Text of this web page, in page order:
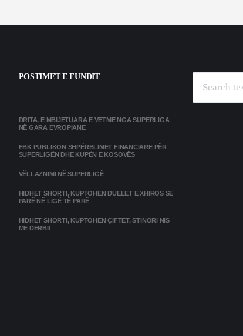
POSTIMET E FUNDIT
DRITA, E MBIJETUARA E VETME NGA SUPERLIGA
NË GARA EVROPIANE
FBK PUBLIKON SHPËRBLIMET FINANCIARE PËR
SUPERLIGËN DHE KUPËN E KOSOVËS
VËLLAZNIMI NË SUPERLIGË
HIDHET SHORTI, KUPTOHEN DUELET E XHIROS SË
PARË NË LIGË TË PARË
HIDHET SHORTI, KUPTOHEN ÇIFTET, STINORI NIS
ME DERBI!